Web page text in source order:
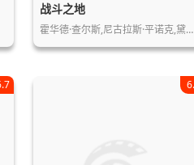
战斗之地
霍华德·查尔斯,尼古拉斯·平诺克,黛博…